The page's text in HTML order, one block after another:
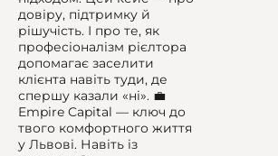
довіру, підтримку й
рішучість. І про те, як
професіоналізм рієлтора
допомагає заселити
клієнта навіть туди, де
спершу казали «ні». 💼
Empire Capital — ключ до
твого комфортного життя
у Львові. Навіть із